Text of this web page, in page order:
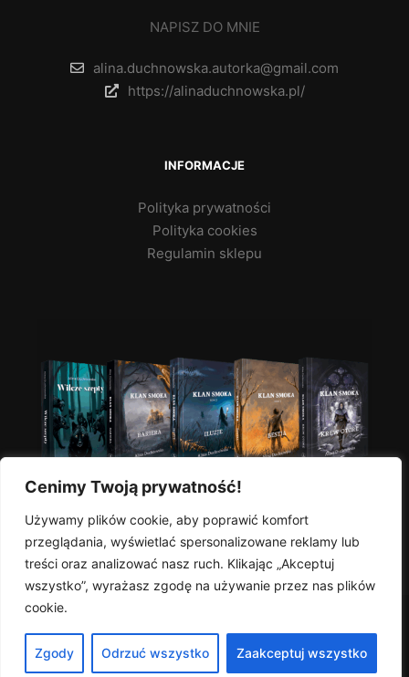
Cenimy Twoją prywatność!
Używamy plików cookie, aby poprawić komfort
przeglądania, wyświetlać spersonalizowane reklamy lub
treści oraz analizować nasz ruch. Klikając „Akceptuj
wszystko”, wyrażasz zgodę na używanie przez nas plików
cookie.
Zgody Odrzuć wszystko Zaakceptuj wszystko
NAPISZ DO MNIE
alina.duchnowska.autorka@gmail.com
https://alinaduchnowska.pl/
INFORMACJE
Polityka prywatności
Polityka cookies
Regulamin sklepu